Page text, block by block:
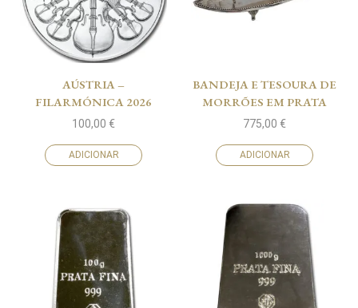
AÚSTRIA –
FILARMÓNICA 2026
100,00 €
ADICIONAR
BANDEJA E TESOURA DE
MORRÕES EM PRATA
775,00 €
ADICIONAR